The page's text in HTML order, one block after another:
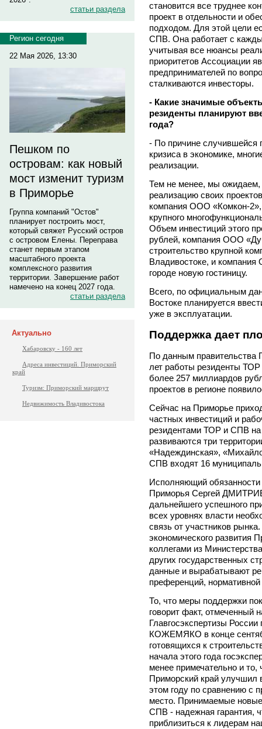
статьи раздела
Регион сегодня
22 Мая 2026, 13:30
Пешком по
островам: как новый
мост изменит туризм
в Приморье
Группа компаний "Остов"
планирует построить мост,
который свяжет Русский остров
с островом Елены. Переправа
станет первым этапом
масштабного проекта
комплексного развития
территории. Завершение работ
намечено на конец 2027 года.
статьи раздела
Актуально
Хабаровску - 160 лет
Адреса инвестиций. Приморский
край
Туризм: Приморский маршрут
Недвижимость Владивостока
становится все труднее
проект в отдельности и
подходом. Для этой цели
СПВ. Она работает с
учитывая все нюансы
приоритетов Ассоциации
предпринимателей по
сталкиваются инвесторы.
- Какие значимые
резиденты планируют
года?
- По причине случившейся
кризиса в экономике,
реализации.
Тем не менее, мы
реализацию своих
компания ООО «Комкон-
крупного
Объем инвестиций этого
рублей, компания ООО
строительство крупной
Владивостоке, и
городе новую гостиницу.
Всего, по официальным
Востоке планируется
уже в эксплуатации.
Поддержка дает
По данным правительства
лет работы резиденты
более 257 миллиардов
проектов в регионе
Сейчас на Приморье
частных инвестиций и
резидентами ТОР и СПВ на
развиваются три
«Надеждинская»,
СПВ входят 16
Исполняющий обязанности
Приморья Сергей
дальнейшего успешного
всех уровнях власти
связь от участников
экономического развития
коллегами из
других государственных
данные и вырабатывают
преференций,
То, что меры поддержки
говорит факт, отмеченный
Главгосэкспертизы
КОЖЕМЯКО в конце
готовящихся к
начала этого года
менее примечательно и то,
Приморский край улучшил
этом году по сравнению с
место. Принимаемые
СПВ - надежная гарантия,
приблизиться к лидерам